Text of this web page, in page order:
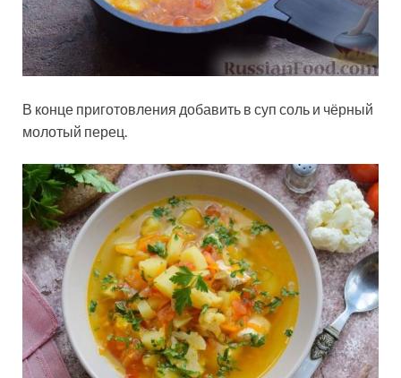
В конце приготовления добавить в суп соль и чёрный
молотый перец.